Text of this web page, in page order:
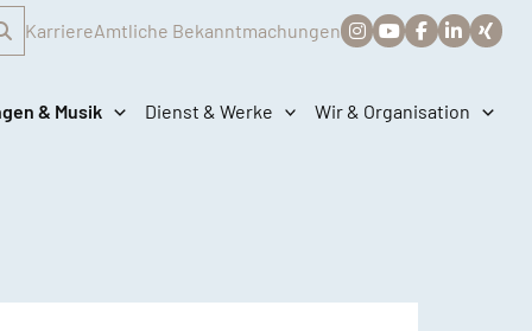
KarriereAmtliche Bekanntmachungen
& Musik Dienst & Werke Wir & Organisation